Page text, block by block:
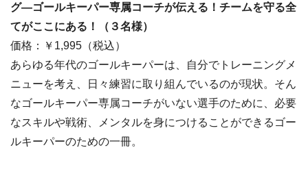
グ―ゴールキーパー専属コーチが伝える！チームを守る全
てがここにある！（３名様）
価格：￥1,995（税込）
あらゆる年代のゴールキーパーは、自分でトレーニングメ
ニューを考え、日々練習に取り組んでいるのが現状。そん
なゴールキーパー専属コーチがいない選手のために、必要
なスキルや戦術、メンタルを身につけることができるゴー
ルキーパーのための一冊。